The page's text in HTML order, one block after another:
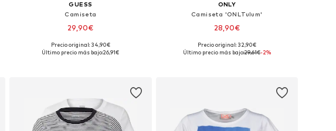
GUESS
Camiseta
29,90€
+2
Tallas disponibles: XS, S, M, L, XL
Precio original: 34,90€
Último precio más bajo:26,91€
ONLY
Camiseta 'ONLTulum'
28,90€
Disponible en muchas tallas
Precio original: 32,90€
Último precio más bajo:29,61€-2%